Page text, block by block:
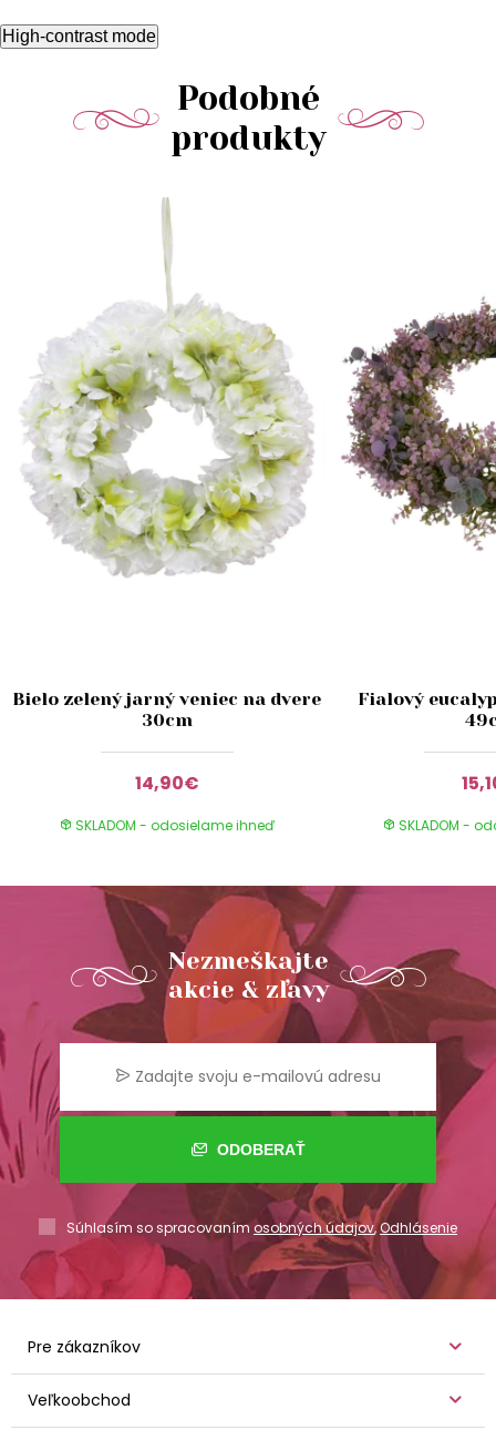
High-contrast mode
Podobné
produkty
Bielo zelený jarný veniec na dvere
30cm
14,90€
SKLADOM - odosielame ihneď
Fialový
SKLADOM -
Nezmeškajte
akcie & zľavy
ODOBERAŤ
Súhlasím so spracovaním osobných údajov,Odhlásenie
Pre zákazníkov
Veľkoobchod